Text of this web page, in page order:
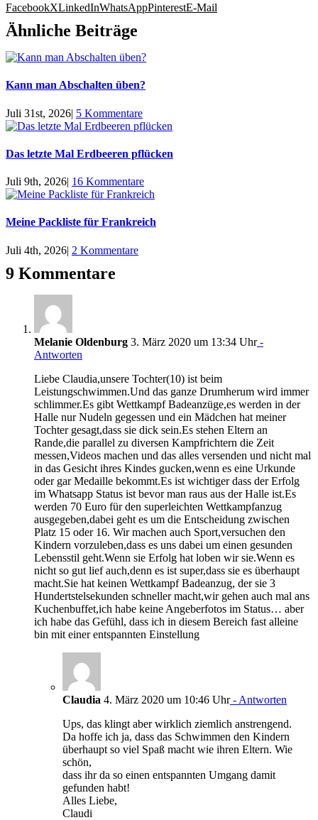
FacebookXLinkedInWhatsAppPinterestE-Mail
Ähnliche Beiträge
Kann man Abschalten üben?
Juli 31st, 2026| 5 Kommentare
Das letzte Mal Erdbeeren pflücken
Juli 9th, 2026| 16 Kommentare
Meine Packliste für Frankreich
Juli 4th, 2026| 2 Kommentare
9 Kommentare
Melanie Oldenburg 3. März 2020 um 13:34 Uhr-
Antworten
Liebe Claudia,unsere Tochter(10) ist beim
Leistungschwimmen.Und das ganze Drumherum wird immer
schlimmer.Es gibt Wettkampf Badeanzüge,es werden in der
Halle nur Nudeln gegessen und ein Mädchen hat meiner
Tochter gesagt,dass sie dick sein.Es stehen Eltern an
Rande,die parallel zu diversen Kampfrichtern die Zeit
messen,Videos machen und das alles versenden und nicht mal
in das Gesicht ihres Kindes gucken,wenn es eine Urkunde
oder gar Medaille bekommt.Es ist wichtiger dass der Erfolg
im Whatsapp Status ist bevor man raus aus der Halle ist.Es
werden 70 Euro für den superleichten Wettkampfanzug
ausgegeben,dabei geht es um die Entscheidung zwischen
Platz 15 oder 16. Wir machen auch Sport,versuchen den
Kindern vorzuleben,dass es uns dabei um einen gesunden
Lebensstil geht.Wenn sie Erfolg hat loben wir sie.Wenn es
nicht so gut lief auch,denn es ist super,dass sie es überhaupt
macht.Sie hat keinen Wettkampf Badeanzug, der sie 3
Hundertstelsekunden schneller macht,wir gehen auch mal ans
Kuchenbuffet,ich habe keine Angeberfotos im Status… aber
ich habe das Gefühl, dass ich in diesem Bereich fast alleine
bin mit einer entspannten Einstellung
Claudia 4. März 2020 um 10:46 Uhr- Antworten
Ups, das klingt aber wirklich ziemlich anstrengend.
Da hoffe ich ja, dass das Schwimmen den Kindern
überhaupt so viel Spaß macht wie ihren Eltern. Wie
schön,
dass ihr da so einen entspannten Umgang damit
gefunden habt!
Alles Liebe,
Claudi